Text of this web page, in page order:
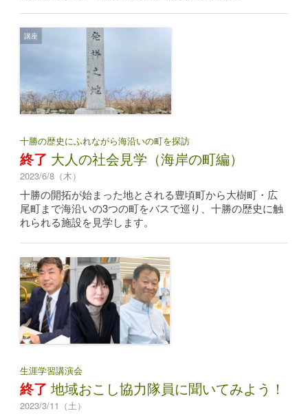
講座
十勝の歴史にふれながら海沿いの町を探訪
終了 大人の社会見学（海岸の町編）
2023/6/8（木）
十勝の開拓が始まった地とされる豊頃町から大樹町・広
尾町まで海沿いの3つの町をバスで巡り、十勝の歴史に触
れられる施設を見学します。
講座
生涯学習講演会
終了地域おこし協力隊員に聞いてみよう！
2023/3/11（土）